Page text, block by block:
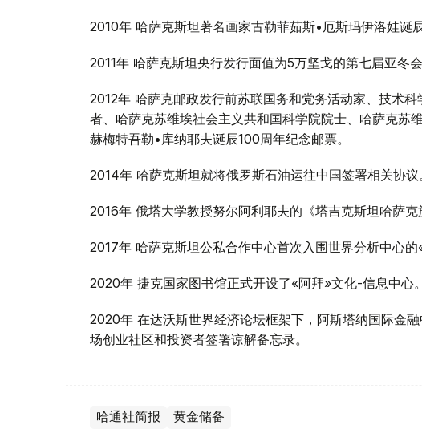
2010年 哈萨克斯坦著名画家古勒菲茹斯•厄斯玛伊洛娃诞
2011年 哈萨克斯坦央行发行面值为5万坚戈的第七届亚冬会
2012年 哈萨克邮政发行前苏联国务和党务活动家、技术
者、哈萨克苏维埃社会主义共和国科学院院士、哈萨克苏
赫梅特吾勒•库纳耶夫诞辰100周年纪念邮票。
2014年 哈萨克斯坦就将俄罗斯石油运往中国签署相关协议
2016年 俄塔大学教授努尔阿利耶夫的《塔吉克斯坦哈萨克
2017年 哈萨克斯坦公私合作中心首次入围世界分析中心的
2020年 捷克国家图书馆正式开设了«阿拜»文化-信息中心。
2020年 在达沃斯世界经济论坛框架下，阿斯塔纳国际金
场创业社区和投资者签署谅解备忘录。
哈通社简报 黄金储备